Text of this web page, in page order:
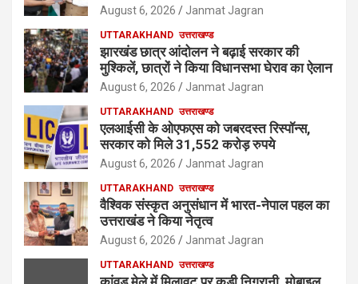
August 6, 2026 Janmat Jagran
UTTARAKHAND उत्तराखण्ड
झारखंड छात्र आंदोलन ने बढ़ाई सरकार की
मुश्किलें, छात्रों ने किया विधानसभा घेराव का ऐलान
August 6, 2026 Janmat Jagran
UTTARAKHAND उत्तराखण्ड
एलआईसी के ओएफएस को जबरदस्त रिस्पॉन्स,
सरकार को मिले 31,552 करोड़ रुपये
August 6, 2026 Janmat Jagran
UTTARAKHAND उत्तराखण्ड
वैश्विक संस्कृत अनुसंधान में भारत-नेपाल पहल का
उत्तराखंड ने किया नेतृत्व
August 6, 2026 Janmat Jagran
UTTARAKHAND उत्तराखण्ड